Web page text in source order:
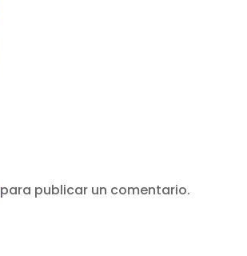
para publicar un comentario.